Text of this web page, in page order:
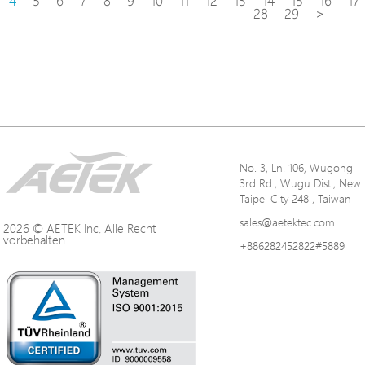
28 29 >
2026 © AETEK Inc. Alle Recht
vorbehalten
No. 3, Ln. 106, Wugong
3rd Rd., Wugu Dist., New
Taipei City 248 , Taiwan
sales@aetektec.com
+886282452822#5889